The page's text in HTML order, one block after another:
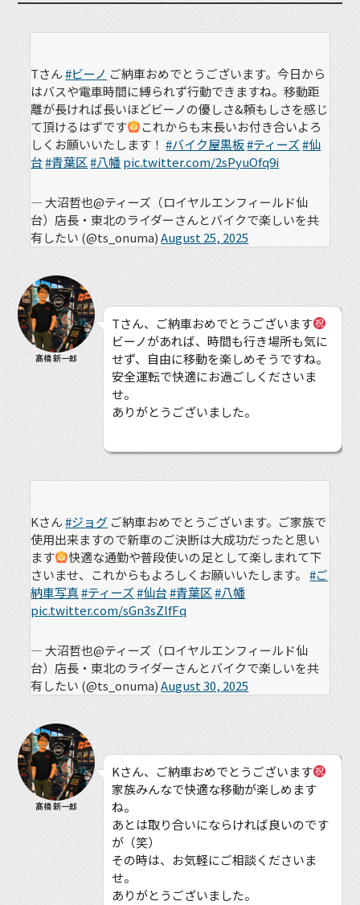
Tさん#ビーノ ご納車おめでとうございます。今日から
はバスや電車時間に縛られず行動できますね。移動距
離が長ければ長いほどビーノの優しさ&頼もしさを感じ
て頂けるはずです
これからも末長いお付き合いよろ
しくお願いいたします！#バイク屋黒板#ティーズ#仙
台#青葉区 #八幡pic.twitter.com/2sPyuOfq9i
— 大沼哲也@ティーズ（ロイヤルエンフィールド仙
台）店長・東北のライダーさんとバイクで楽しいを共
有したい (@ts_onuma)August 25, 2025
髙橋 新一郎
Tさん、ご納車おめでとうございます
ビーノがあれば、時間も行き場所も気に
せず、自由に移動を楽しめそうですね。
安全運転で快適にお過ごしくださいま
せ。
ありがとうございました。
Kさん#ジョグ ご納車おめでとうございます。ご家族で
使用出来ますので新車のご決断は大成功だったと思い
ます
快適な通勤や普段使いの足として楽しまれて下
さいませ、これからもよろしくお願いいたします。#ご
納車写真#ティーズ#仙台#青葉区 #八幡
pic.twitter.com/sGn3sZlfFq
— 大沼哲也@ティーズ（ロイヤルエンフィールド仙
台）店長・東北のライダーさんとバイクで楽しいを共
有したい (@ts_onuma)August 30, 2025
髙橋 新一郎
Kさん、ご納車おめでとうございます
家族みんなで快適な移動が楽しめます
ね。
あとは取り合いにならければ良いのです
が（笑）
その時は、お気軽にご相談くださいま
せ。
ありがとうございました。